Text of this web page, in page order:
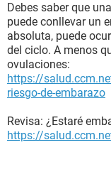
Debes saber que
puede conllevar un
absoluta, puede
del ciclo. A menos
ovulaciones:
https://
riesgo-de-embarazo
Revisa: ¿Estaré
https://